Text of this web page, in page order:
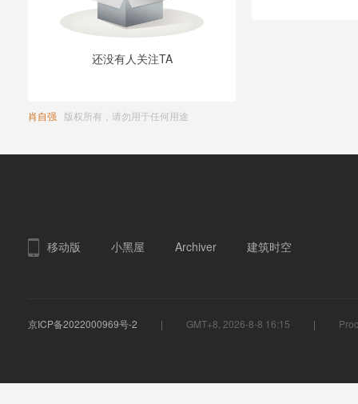
还没有人关注TA
肖自强 版权所有，请勿用于任何用途
移动版 小黑屋 Archiver 建筑时空
京ICP备2022000969号-2 GMT+8, 2026-8-8 16:15